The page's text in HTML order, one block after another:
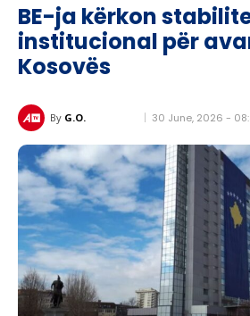
BE-ja kërkon
institucional për
Kosovës
By G.O. 30 June, 2026 -